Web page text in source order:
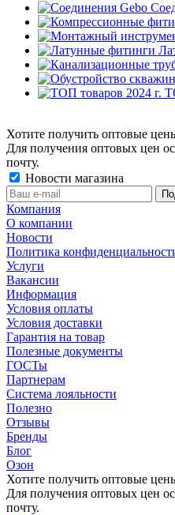
Хотите получить оптовые
Для получения оптовых цен
почту.
Новости магазина
Компания
О компании
Новости
Политика
Услуги
Вакансии
Информация
Условия оплаты
Условия доставки
Гарантия на товар
Полезные документы
ГОСТы
Партнерам
Система лояльности
Полезно
Отзывы
Бренды
Блог
Озон
Хотите получить оптовые
Для получения оптовых цен
почту.